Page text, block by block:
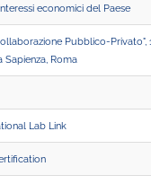
economici del Paese
Pubblico-Privato",
Sapienza, Roma
Lab Link